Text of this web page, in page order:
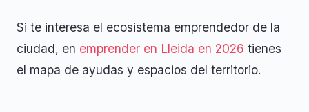
Si te interesa el ecosistema emprendedor de la
ciudad, en emprender en Lleida en 2026 tienes
el mapa de ayudas y espacios del territorio.